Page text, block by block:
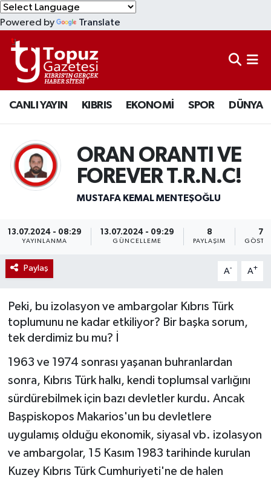
Powered by Translate
CANLI YAYIN KIBRIS EKONOMİ SPOR DÜNYA
ORAN ORANTI VE
FOREVER T.R.N.C!
MUSTAFA KEMAL MENTEŞOĞLU
13.07.2024 - 08:29
YAYINLANMA
13.07.2024 - 09:29
GÜNCELLEME
8
PAYLAŞIM
75
Paylaş A- A+
Peki, bu izolasyon ve ambargolar Kıbrıs Türk
toplumunu ne kadar etkiliyor? Bir başka sorum,
tek derdimiz bu mu? İ
1963 ve 1974 sonrası yaşanan buhranlardan
sonra, Kıbrıs Türk halkı, kendi toplumsal varlığını
sürdürebilmek için bazı devletler kurdu. Ancak
Başpiskopos Makarios'un bu devletlere
uygulamış olduğu ekonomik, siyasal vb. izolasyon
ve ambargolar, 15 Kasım 1983 tarihinde kurulan
Kuzey Kıbrıs Türk Cumhuriyeti'ne de halen
KIBRIS
DÜNYA
EKONOMİ
MAGAZİN
SAĞLIK
TEKNOLOJİ
TÜRKİYE
Lefkoşa Nöbetçi Eczaneler
Lefkoşa Hava Durumu
Lefkoşa Trafik Yoğunluk Haritası
Süper Lig Puan Durumu ve Fikstür
Tüm Manşetler
Son Dakika Haberleri
Haber Arşivi